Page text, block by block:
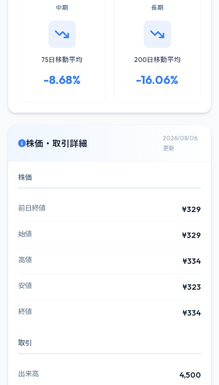
中期
75日移動平均
-8.68%
長期
200日移動平均
-16.06%
株価・取引詳細
2026/08/06
更新
株価
前日終値 ¥329
始値 ¥329
高値 ¥334
安値 ¥323
終値 ¥334
取引
出来高 4,500